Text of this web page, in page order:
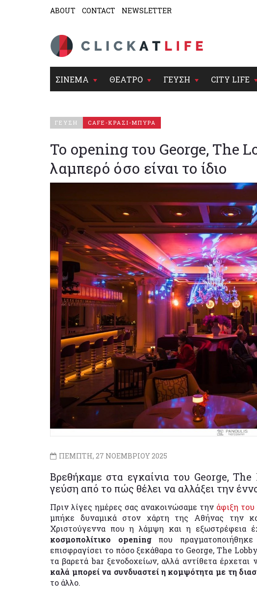
ABOUT CONTACT NEWSLETTER
ΣΙΝΕΜΑ ΘΕΑΤΡΟ ΓΕΥΣΗ CITY LIFE
ΓΕΥΣΗ CAFE-ΚΡΑΣΙ-ΜΠΥΡΑ
Το opening του George, The
λαμπερό όσο είναι το ίδιο
ΠΕΜΠΤΗ, 27 ΝΟΕΜΒΡΙΟΥ 2025
Βρεθήκαμε στα εγκαίνια του George,
γεύση από το πώς θέλει να αλλάξει την
Πριν λίγες ημέρες σας ανακοινώσαμε την άφιξη
μπήκε δυναμικά στον χάρτη της Αθήνας την
Χριστούγεννα που η λάμψη και η εξωστρέφεια
κοσμοπολίτικο opening που
επισφραγίσει το πόσο ξεκάθαρα το George, The
τα βαρετά bar ξενοδοχείων, αλλά αντίθετα έρχεται
καλά μπορεί να συνδυαστεί η κομψότητα με τη
το άλλο.